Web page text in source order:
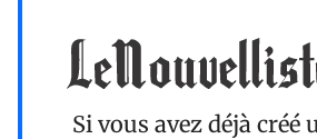
Si vous avez déjà créé